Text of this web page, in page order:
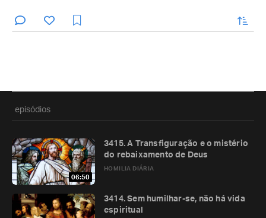
enviar
episódios
06:50
HOMILIA DIÁRIA
3415. A Transfiguração e o mistério
do rebaixamento de Deus
3414. Sem humilhar-se, não há vida
espiritual